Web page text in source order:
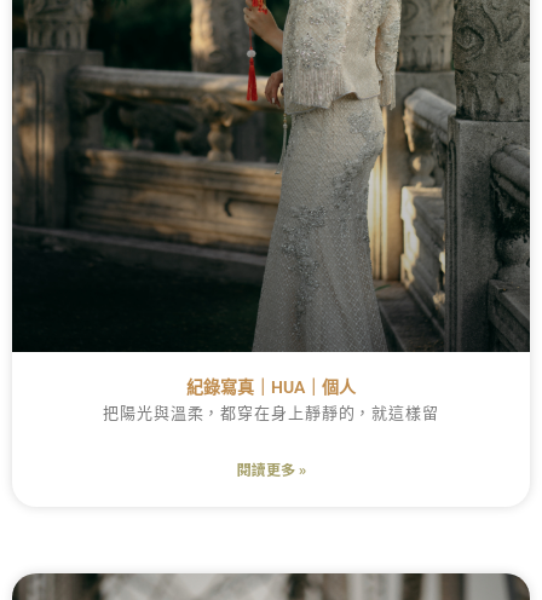
紀錄寫真｜HUA｜個人
把陽光與溫柔，都穿在身上靜靜的，就這樣留
閱讀更多 »